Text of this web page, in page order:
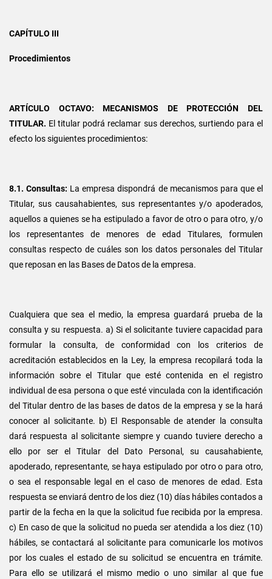
CAPÍTULO III
Procedimientos
ARTÍCULO OCTAVO: MECANISMOS DE PROTECCIÓN DEL
TITULAR. El titular podrá reclamar sus derechos, surtiendo para el
efecto los siguientes procedimientos:
8.1. Consultas: La empresa dispondrá de mecanismos para que el
Titular, sus causahabientes, sus representantes y/o apoderados,
aquellos a quienes se ha estipulado a favor de otro o para otro, y/o
los representantes de menores de edad Titulares, formulen
consultas respecto de cuáles son los datos personales del Titular
que reposan en las Bases de Datos de la empresa.
Cualquiera que sea el medio, la empresa guardará prueba de la
consulta y su respuesta. a) Si el solicitante tuviere capacidad para
formular la consulta, de conformidad con los criterios de
acreditación establecidos en la Ley, la empresa recopilará toda la
información sobre el Titular que esté contenida en el registro
individual de esa persona o que esté vinculada con la identificación
del Titular dentro de las bases de datos de la empresa y se la hará
conocer al solicitante. b) El Responsable de atender la consulta
dará respuesta al solicitante siempre y cuando tuviere derecho a
ello por ser el Titular del Dato Personal, su causahabiente,
apoderado, representante, se haya estipulado por otro o para otro,
o sea el responsable legal en el caso de menores de edad. Esta
respuesta se enviará dentro de los diez (10) días hábiles contados a
partir de la fecha en la que la solicitud fue recibida por la empresa.
c) En caso de que la solicitud no pueda ser atendida a los diez (10)
hábiles, se contactará al solicitante para comunicarle los motivos
por los cuales el estado de su solicitud se encuentra en trámite.
Para ello se utilizará el mismo medio o uno similar al que fue